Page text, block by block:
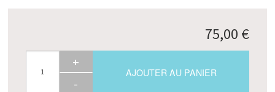
75,00 €
+
-
AJOUTER AU PANIER